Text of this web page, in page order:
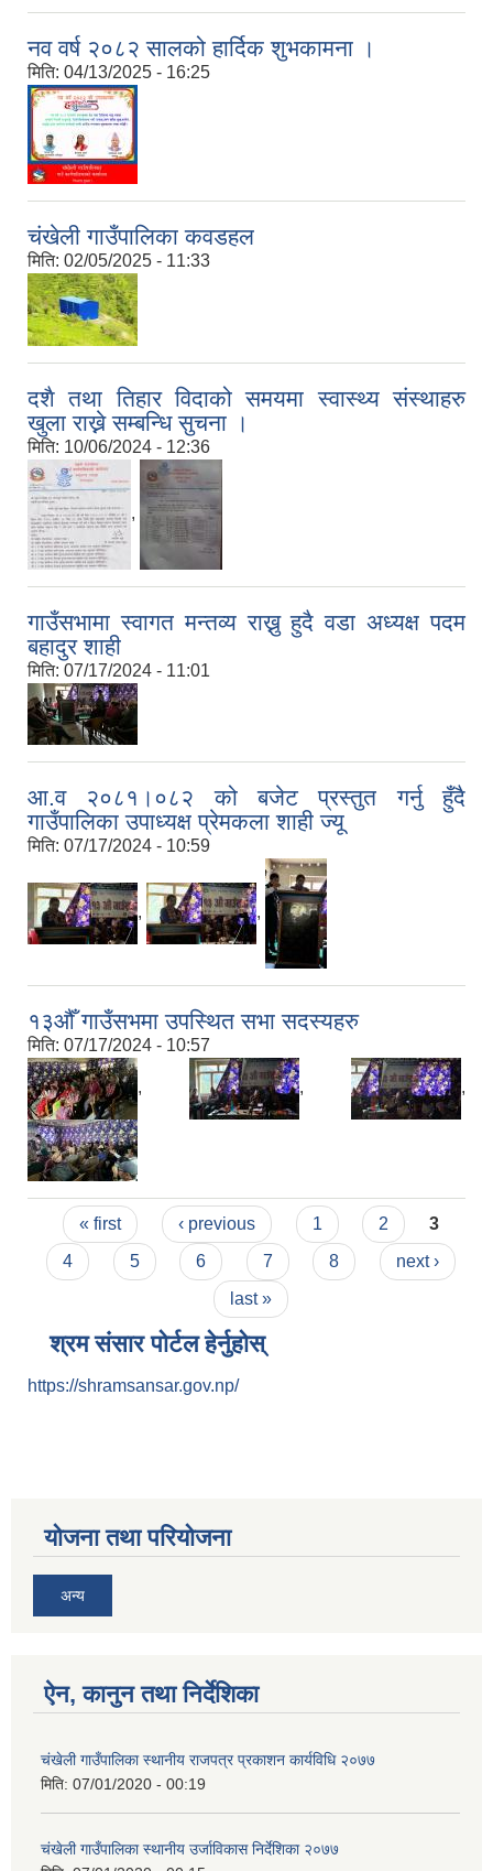
नव वर्ष २०८२ सालको हार्दिक शुभकामना ।
मिति: 04/13/2025 - 16:25
चंखेली गाउँपालिका कवडहल
मिति: 02/05/2025 - 11:33
दशै तथा तिहार विदाको समयमा स्वास्थ्य संस्थाहरु
खुला राख्ने सम्बन्धि सुचना ।
मिति: 10/06/2024 - 12:36
,
गाउँसभामा स्वागत मन्तव्य राख्नु हुदै वडा अध्यक्ष पदम
बहादुर शाही
मिति: 07/17/2024 - 11:01
आ.व २०८१।०८२ को बजेट प्रस्तुत गर्नु हुँदै
गाउँपालिका उपाध्यक्ष प्रेमकला शाही ज्यू
मिति: 07/17/2024 - 10:59
, ,
१३औँ गाउँसभमा उपस्थित सभा सदस्यहरु
मिति: 07/17/2024 - 10:57
, , ,
Pages
« first ‹ previous 1 2
3
4
5 6 7 8
next ›
last »
श्रम संसार पोर्टल हेर्नुहोस्
https://shramsansar.gov.np/
योजना तथा परियोजना
अन्य
ऐन, कानुन तथा निर्देशिका
चंखेली गाउँपालिका स्थानीय राजपत्र प्रकाशन कार्यविधि २०७७
मिति: 07/01/2020 - 00:19
चंखेली गाउँपालिका स्थानीय उर्जाविकास निर्देशिका २०७७